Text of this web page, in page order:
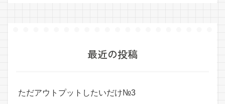
最近の投稿
ただアウトプットしたいだけ№3